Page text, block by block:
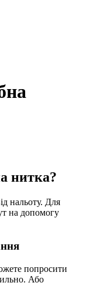
нитка?
нальоту. Для
на допомогу
попросити
Або